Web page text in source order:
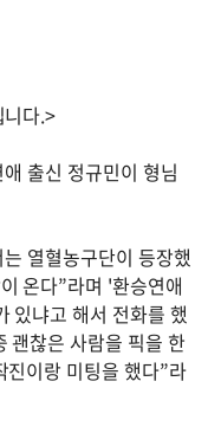
다.>
출신 정규민이 형님
열혈농구단이 등장했
온다”라며 '환승연애
있냐고 해서 전화를 했
괜찮은 사람을 픽을 한
진이랑 미팅을 했다”라